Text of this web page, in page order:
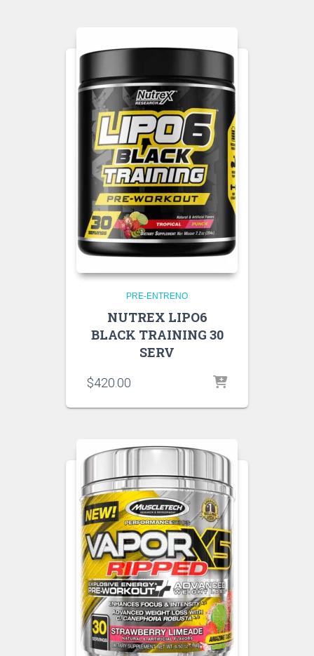
PRE-ENTRENO
NUTREX LIPO6
BLACK TRAINING 30
SERV
$420.00